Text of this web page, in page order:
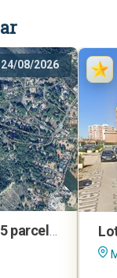
24/08/2026